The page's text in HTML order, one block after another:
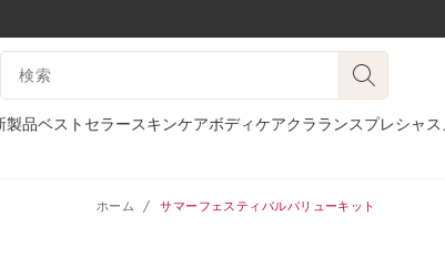
コンテンツへ移動
検索候補
製品ベストセラースキンケアボディケアクラランスプレシャス
ホーム サマーフェスティバルバリューキット